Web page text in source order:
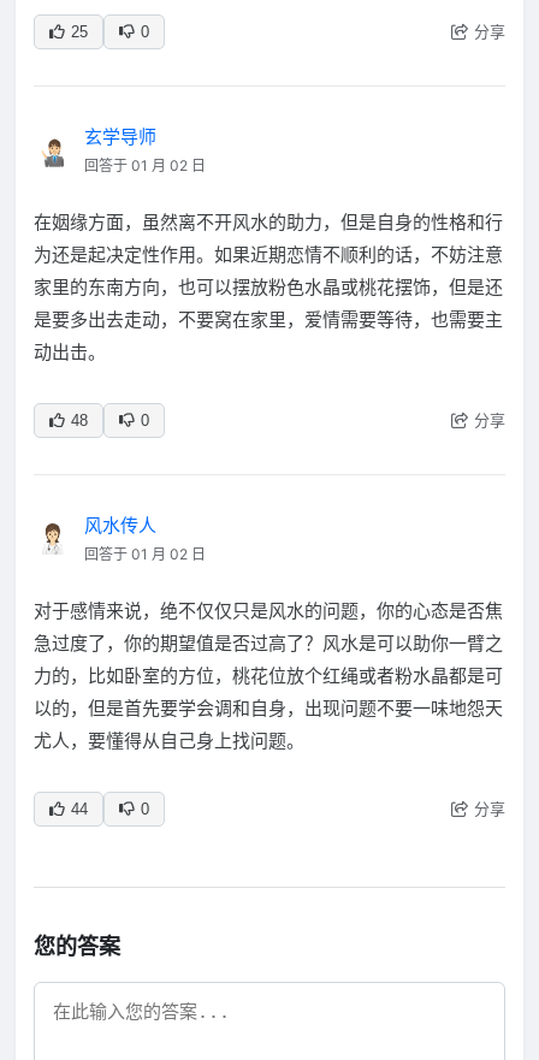
25 0 分享
玄学导师
回答于 01 月 02 日
在姻缘方面，虽然离不开风水的助力，但是自身的性格和行
为还是起决定性作用。如果近期恋情不顺利的话，不妨注意
家里的东南方向，也可以摆放粉色水晶或桃花摆饰，但是还
是要多出去走动，不要窝在家里，爱情需要等待，也需要主
动出击。
48 0 分享
风水传人
回答于 01 月 02 日
对于感情来说，绝不仅仅只是风水的问题，你的心态是否焦
急过度了，你的期望值是否过高了？风水是可以助你一臂之
力的，比如卧室的方位，桃花位放个红绳或者粉水晶都是可
以的，但是首先要学会调和自身，出现问题不要一味地怨天
尤人，要懂得从自己身上找问题。
44 0 分享
您的答案